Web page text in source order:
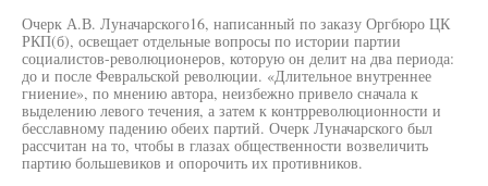
Очерк А.В. Луначарского16, написанный по заказу Оргбюро ЦК
РКП(б), освещает отдельные вопросы по истории партии
социалистов-революционеров, которую он делит на два периода:
до и после Февральской революции. «Длительное внутреннее
гниение», по мнению автора, неизбежно привело сначала к
выделению левого течения, а затем к контрреволюционности и
бесславному падению обеих партий. Очерк Луначарского был
рассчитан на то, чтобы в глазах общественности возвеличить
партию большевиков и опорочить их противников.